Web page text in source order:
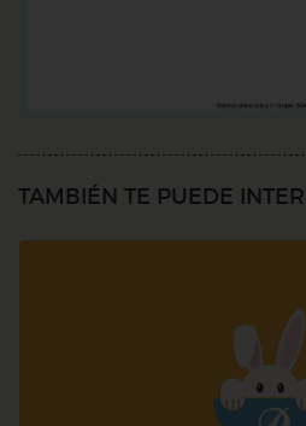
TAMBIÉN TE PUEDE